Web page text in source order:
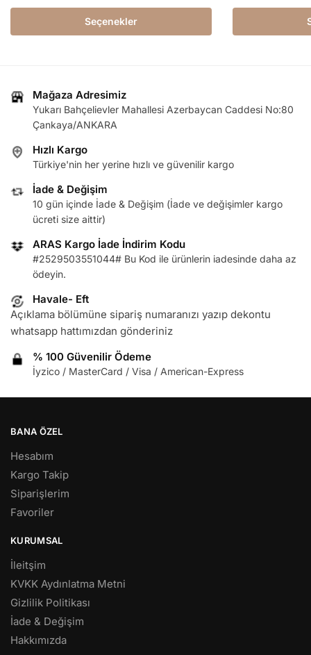
Seçenekler
Mağaza Adresimiz
Yukarı Bahçelievler Mahallesi Azerbaycan Caddesi No:80
Çankaya/ANKARA
Hızlı Kargo
Türkiye'nin her yerine hızlı ve güvenilir kargo
İade & Değişim
10 gün içinde İade & Değişim (İade ve değişimler kargo
ücreti size aittir)
ARAS Kargo İade İndirim Kodu
#2529503551044# Bu Kod ile ürünlerin iadesinde daha az
ödeyin.
Havale- Eft
Açıklama bölümüne sipariş numaranızı yazıp dekontu
whatsapp hattımızdan gönderiniz
% 100 Güvenilir Ödeme
İyzico / MasterCard / Visa / American-Express
BANA ÖZEL
Hesabım
Kargo Takip
Siparişlerim
Favoriler
KURUMSAL
İleitşim
KVKK Aydınlatma Metni
Gizlilik Politikası
İade & Değişim
Hakkımızda